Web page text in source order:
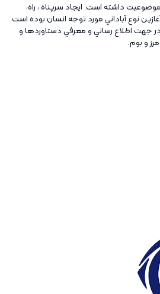
موضوعيت داشته است. ايجاد سرپناه ، راه،
نوع آباداني مورد توجه انسان بوده است.
جهت اطلاع رساني و معرفي دستاوردها و
و بوم.